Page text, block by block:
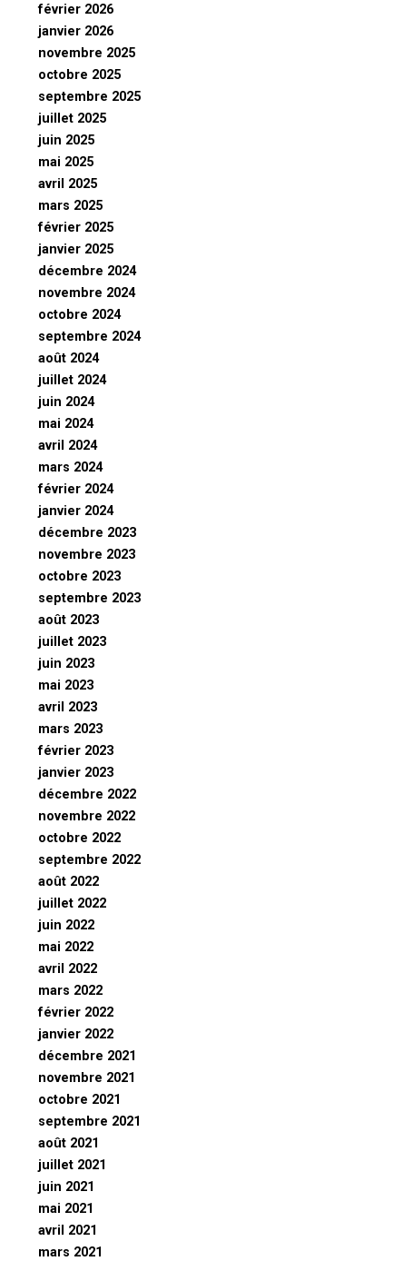
février 2026
janvier 2026
novembre 2025
octobre 2025
septembre 2025
juillet 2025
juin 2025
mai 2025
avril 2025
mars 2025
février 2025
janvier 2025
décembre 2024
novembre 2024
octobre 2024
septembre 2024
août 2024
juillet 2024
juin 2024
mai 2024
avril 2024
mars 2024
février 2024
janvier 2024
décembre 2023
novembre 2023
octobre 2023
septembre 2023
août 2023
juillet 2023
juin 2023
mai 2023
avril 2023
mars 2023
février 2023
janvier 2023
décembre 2022
novembre 2022
octobre 2022
septembre 2022
août 2022
juillet 2022
juin 2022
mai 2022
avril 2022
mars 2022
février 2022
janvier 2022
décembre 2021
novembre 2021
octobre 2021
septembre 2021
août 2021
juillet 2021
juin 2021
mai 2021
avril 2021
mars 2021